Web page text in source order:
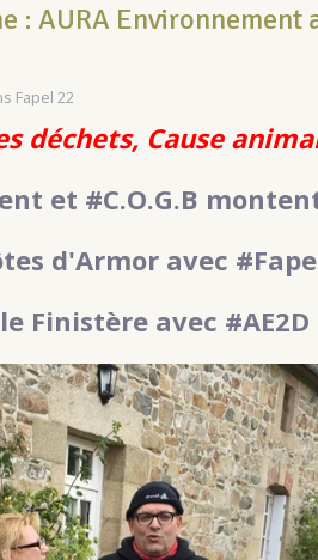
: AURA Environnement
Fapel 22
déchets, Cause
et #C.O.G.B
d'Armor avec
Finistère avec #AE2D